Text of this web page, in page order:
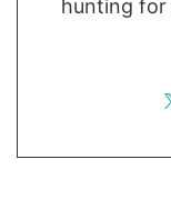
hunting for